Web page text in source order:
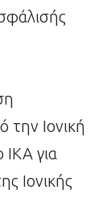
Ιονική
ΙΚΑ για
Ιονικής